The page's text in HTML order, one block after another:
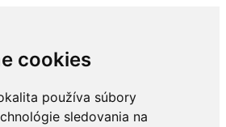
cookies
používa súbory
sledovania na